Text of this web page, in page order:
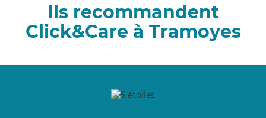
Ils recommandent
Click&Care à Tramoyes